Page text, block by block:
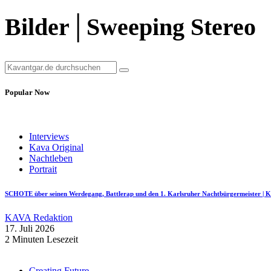
Bilder│Sweeping Stereo
Popular Now
Interviews
Kava Original
Nachtleben
Portrait
SCHOTE über seinen Werdegang, Battlerap und den 1. Karlsruher Nachtbürgermeister |
KAVA Redaktion
17. Juli 2026
2 Minuten Lesezeit